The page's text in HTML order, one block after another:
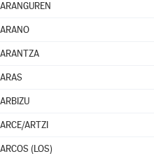
ARANGUREN
ARANO
ARANTZA
ARAS
ARBIZU
ARCE/ARTZI
ARCOS (LOS)